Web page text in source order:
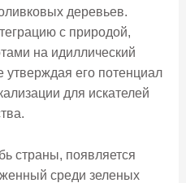
деревьев.
с природой,
на идиллический
его потенциал
для искателей
страны, появляется
среди зеленых